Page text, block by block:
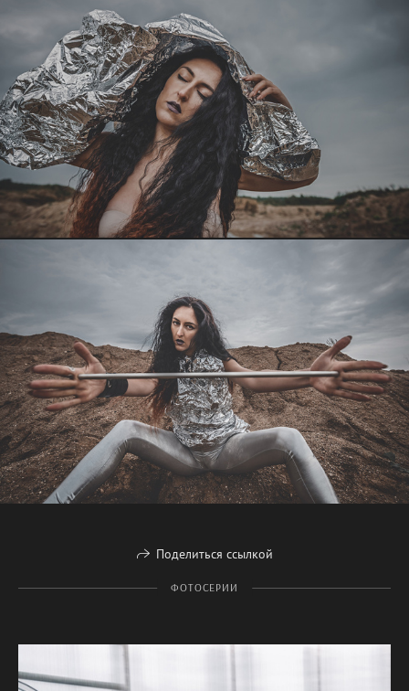
Поделиться ссылкой
ФОТОСЕРИИ